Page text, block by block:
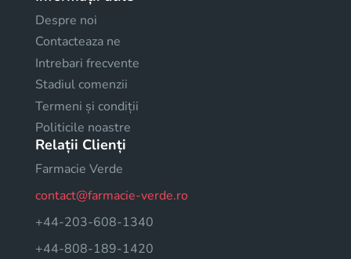
Despre noi
Contacteaza ne
Intrebari frecvente
Stadiul comenzii
Termeni și condiții
Politicile noastre
Relații Clienți
Farmacie Verde
contact@farmacie-verde.ro
+44-203-608-1340
+44-808-189-1420